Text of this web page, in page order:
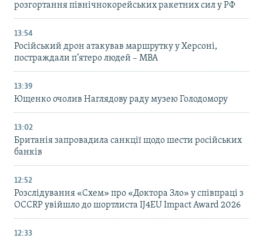
розгортання північнокорейських ракетних сил у РФ
13:54
Російський дрон атакував маршрутку у Херсоні,
постраждали п’ятеро людей – МВА
13:39
Ющенко очолив Наглядову раду музею Голодомору
13:02
Британія запровадила санкції щодо шести російських
банків
12:52
Розслідування «Схем» про «Доктора Зло» у співпраці з
OCCRP увійшло до шортлиста IJ4EU Impact Award 2026
12:33